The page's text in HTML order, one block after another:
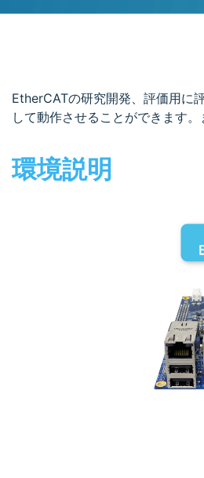
EtherCATの研究開発、評価用に
して動作させることができます
環境説明